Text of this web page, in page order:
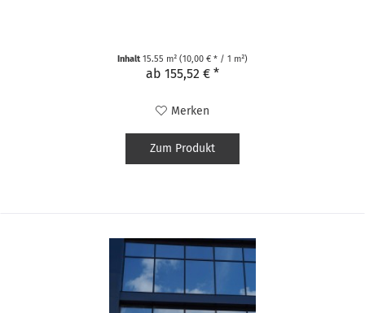
Inhalt15.55 m²(10,00 € * / 1 m²)
ab 155,52 € *
Merken
Zum Produkt